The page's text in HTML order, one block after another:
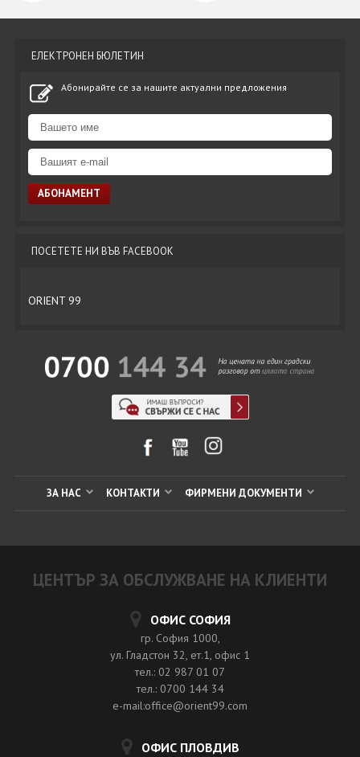
ЕЛЕКТРОНЕН БЮЛЕТИН
Абонирайте се за нашите актуални предложения
ПОСЕТЕТЕ НИ ВЪВ FACEBOOK
ORIENT 99
ЗА НАС КОНТАКТИ ФИРМЕНИ ДОКУМЕНТИ
ЦЕНТЪР ЗА ОБСЛУЖВАНЕ НА КЛИЕНТИ
ОФИС СОФИЯ
гр. София 1000,
ул. Гладстон 32, ет.1, офис 1
тел.: 02 987 01 07
тел.: 0700 144 34
e-mail:office@orient99.com
ОФИС ПЛОВДИВ